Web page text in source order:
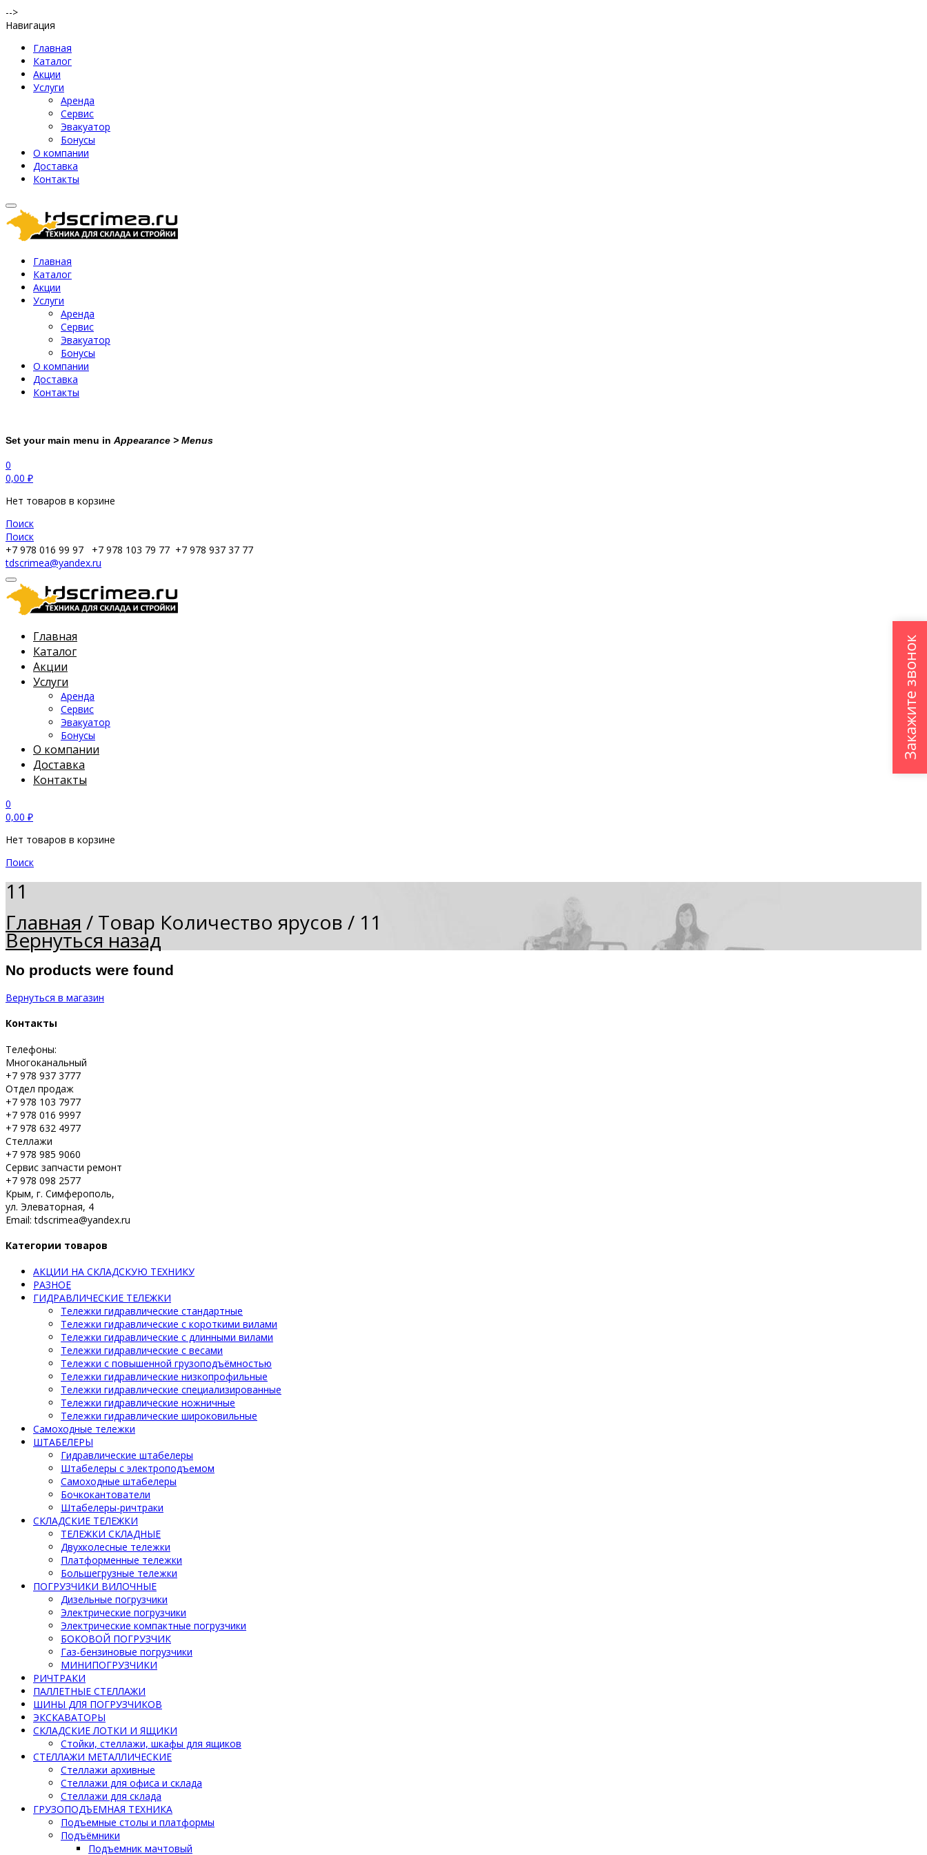
-->
Навигация
Главная
Каталог
Акции
Услуги
Аренда
Сервис
Эвакуатор
Бонусы
О компании
Доставка
Контакты
Главная
Каталог
Акции
Услуги
Аренда
Сервис
Эвакуатор
Бонусы
О компании
Доставка
Контакты
Set your main menu in Appearance > Menus
0
0,00 ₽
Нет товаров в корзине
Поиск
Поиск
+7 978 016 99 97
+7 978 103 79 77 +7 978 937 37 77
tdscrimea@yandex.ru
Главная
Каталог
Акции
Услуги
Аренда
Сервис
Эвакуатор
Бонусы
О компании
Доставка
Контакты
0
0,00 ₽
Нет товаров в корзине
Поиск
11
Главная / Товар Количество ярусов / 11
Вернуться назад
No products were found
Вернуться в магазин
Контакты
Телефоны:
Многоканальный
+7 978 937 3777
Отдел продаж
+7 978 103 7977
+7 978 016 9997
+7 978 632 4977
Стеллажи
+7 978 985 9060
Сервис запчасти ремонт
+7 978 098 2577
Крым, г. Симферополь,
ул. Элеваторная, 4
Email: tdscrimea@yandex.ru
Категории товаров
АКЦИИ НА СКЛАДСКУЮ ТЕХНИКУ
РАЗНОЕ
ГИДРАВЛИЧЕСКИЕ ТЕЛЕЖКИ
Тележки гидравлические стандартные
Тележки гидравлические с короткими вилами
Тележки гидравлические с длинными вилами
Тележки гидравлические с весами
Тележки с повышенной грузоподъёмностью
Тележки гидравлические низкопрофильные
Тележки гидравлические специализированные
Тележки гидравлические ножничные
Тележки гидравлические широковильные
Самоходные тележки
ШТАБЕЛЕРЫ
Гидравлические штабелеры
Штабелеры с электроподъемом
Самоходные штабелеры
Бочкокантователи
Штабелеры-ричтраки
СКЛАДСКИЕ ТЕЛЕЖКИ
ТЕЛЕЖКИ СКЛАДНЫЕ
Двухколесные тележки
Платформенные тележки
Большегрузные тележки
ПОГРУЗЧИКИ ВИЛОЧНЫЕ
Дизельные погрузчики
Электрические погрузчики
Электрические компактные погрузчики
БОКОВОЙ ПОГРУЗЧИК
Газ-бензиновые погрузчики
МИНИПОГРУЗЧИКИ
РИЧТРАКИ
ПАЛЛЕТНЫЕ СТЕЛЛАЖИ
ШИНЫ ДЛЯ ПОГРУЗЧИКОВ
ЭКСКАВАТОРЫ
СКЛАДСКИЕ ЛОТКИ И ЯЩИКИ
Стойки, стеллажи, шкафы для ящиков
СТЕЛЛАЖИ МЕТАЛЛИЧЕСКИЕ
Стеллажи архивные
Стеллажи для офиса и склада
Стеллажи для склада
ГРУЗОПОДЪЕМНАЯ ТЕХНИКА
Подъемные столы и платформы
Подъёмники
Подъемник мачтовый
Закажите звонок